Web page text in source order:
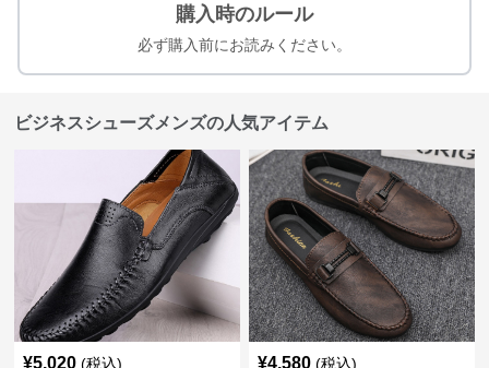
購入時のルール
必ず購入前にお読みください。
ビジネスシューズメンズの人気アイテム
¥5,020 (税込) ¥4,580 (税込)